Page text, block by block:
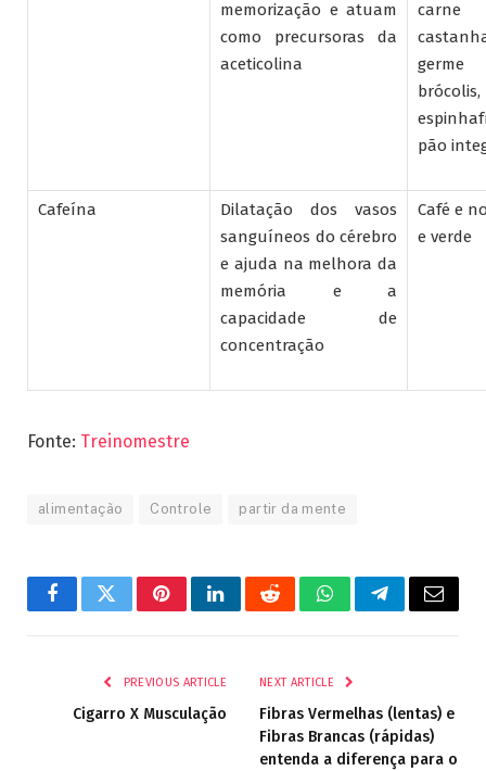
memorização e atuam
como precursoras da
aceticolina
pão
Cafeína
Dilatação dos vasos
sanguíneos do cérebro
e ajuda na melhora da
memória e a
capacidade de
concentração
Café e
e verde
Fonte: Treinomestre
alimentação Controle partir da mente
FacebookTwitterPinterestLinkedInRedditWhatsAppTelegramEmail
PREVIOUS ARTICLE
Cigarro X Musculação
NEXT ARTICLE
Fibras Vermelhas (lentas) e
Fibras Brancas (rápidas)
entenda a diferença para o